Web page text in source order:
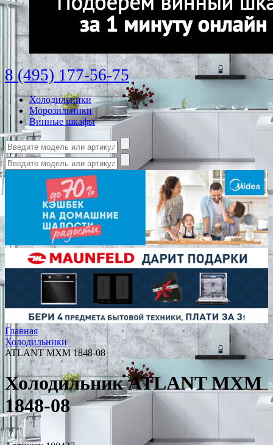
8 (495) 177-56-75
Холодильники
Морозильники
Винные шкафы
Главная
Холодильники
ATLANT МХМ 1848-08
Холодильник ATLANT МХМ
1848-08